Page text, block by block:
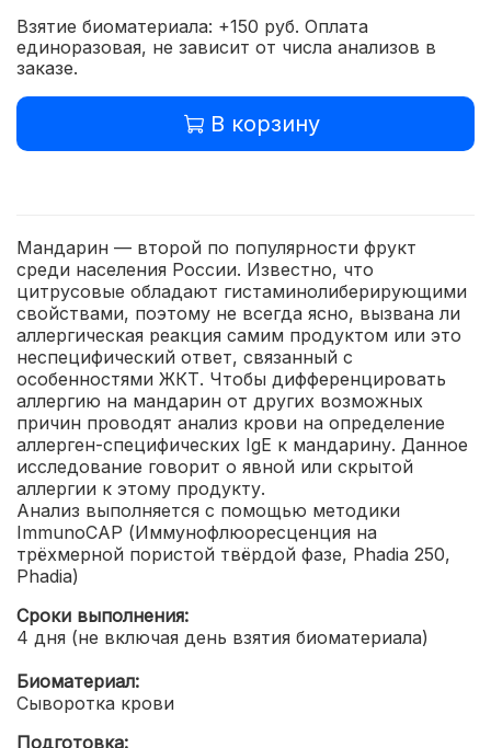
Взятие биоматериала: +150 руб. Оплата
единоразовая, не зависит от числа анализов в
заказе.
В корзину
Мандарин — второй по популярности фрукт
среди населения России. Известно, что
цитрусовые обладают гистаминолиберирующими
свойствами, поэтому не всегда ясно, вызвана ли
аллергическая реакция самим продуктом или это
неспецифический ответ, связанный с
особенностями ЖКТ. Чтобы дифференцировать
аллергию на мандарин от других возможных
причин проводят анализ крови на определение
аллерген-специфических IgE к мандарину. Данное
исследование говорит о явной или скрытой
аллергии к этому продукту.
Анализ выполняется с помощью методики
ImmunoCAP (Иммунофлюоресценция на
трёхмерной пористой твёрдой фазе, Phadia 250,
Phadia)
Сроки выполнения:
4 дня (не включая день взятия биоматериала)
Биоматериал:
Сыворотка крови
Подготовка: